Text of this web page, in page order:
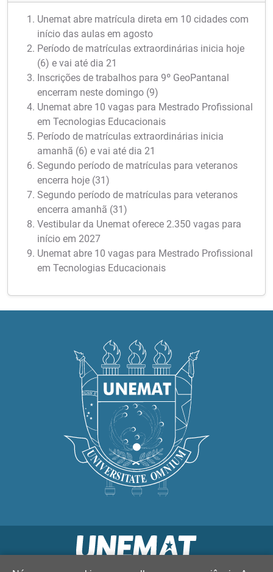
Unemat abre matrícula direta em 10 cidades com
início das aulas em agosto
Período de matrículas extraordinárias inicia hoje
(6) e vai até dia 21
Inscrições de trabalhos para 9º GeoPantanal
encerram neste domingo (9)
Unemat abre 10 vagas para Mestrado Profissional
em Tecnologias Educacionais
Período de matrículas extraordinárias inicia
amanhã (6) e vai até dia 21
Segundo período de matrículas para veteranos
encerra hoje (31)
Segundo período de matrículas para veteranos
encerra amanhã (31)
Vestibular da Unemat oferece 2.350 vagas para
início em 2027
Unemat abre 10 vagas para Mestrado Profissional
em Tecnologias Educacionais